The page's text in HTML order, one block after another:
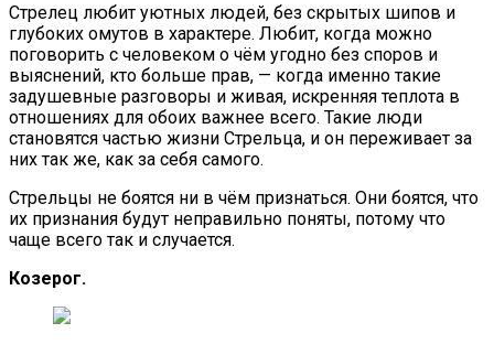
Стрелец любит уютных людей, без скрытых шипов и
глубоких омутов в характере. Любит, когда можно
поговорить с человеком о чём угодно без споров и
выяснений, кто больше прав, — когда именно такие
задушевные разговоры и живая, искренняя теплота в
отношениях для обоих важнее всего. Такие люди
становятся частью жизни Стрельца, и он переживает за
них так же, как за себя самого.
Стрельцы не боятся ни в чём признаться. Они боятся, что
их признания будут неправильно поняты, потому что
чаще всего так и случается.
Козерог.